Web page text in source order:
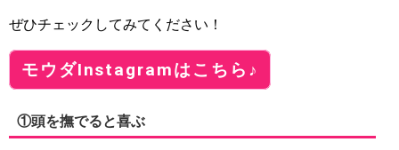
ぜひチェックしてみてください！
モウダInstagramはこちら♪
①頭を撫でると喜ぶ